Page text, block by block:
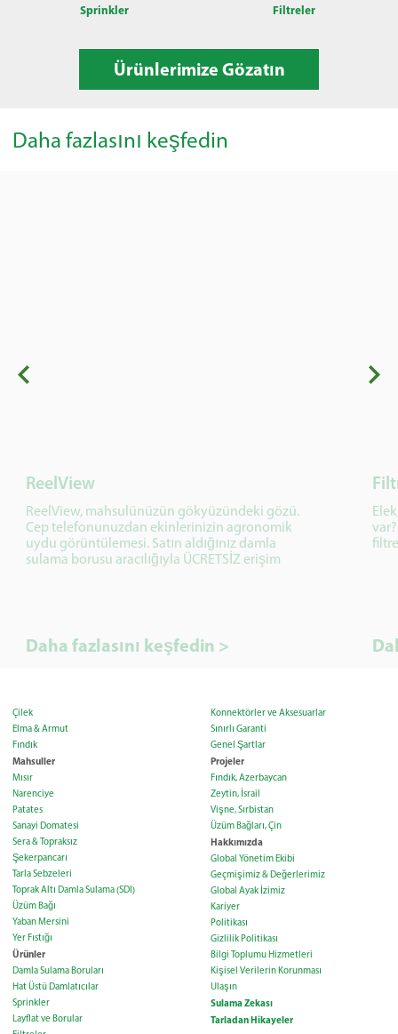
Sprinkler Filtreler
Ürünlerimize Gözatın
Daha fazlasını keşfedin
ReelView
ReelView, mahsulünüzün gökyüzündeki gözü.
Cep telefonunuzdan ekinlerinizin agronomik
uydu görüntülemesi. Satın aldığınız damla
sulama borusu aracılığıyla ÜCRETSİZ erişim
Daha fazlasını keşfedin >
Çilek
Elma & Armut
Fındık
Mahsuller
Mısır
Narenciye
Patates
Sanayi Domatesi
Sera & Topraksız
Şekerpancarı
Tarla Sebzeleri
Toprak Altı Damla Sulama (SDI)
Üzüm Bağı
Yaban Mersini
Yer Fıstığı
Ürünler
Damla Sulama Boruları
Hat Üstü Damlatıcılar
Sprinkler
Layflat ve Borular
Konnektörler ve Aksesuarlar
Sınırlı Garanti
Genel Şartlar
Projeler
Fındık, Azerbaycan
Zeytin, İsrail
Vişne, Sırbistan
Üzüm Bağları, Çin
Hakkımızda
Global Yönetim Ekibi
Geçmişimiz & Değerlerimiz
Global Ayak İzimiz
Kariyer
Politikası
Gizlilik Politikası
Bilgi Toplumu Hizmetleri
Kişisel Verilerin Korunması
Ulaşın
Sulama Zekası
Tarladan Hikayeler